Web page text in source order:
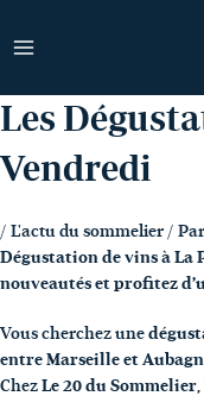
au
Les
Vendredi
/ L'actu du sommelier / Par
Dégustation de vins à La
nouveautés et profitez
Vous cherchez une
entre Marseille et
Chez Le 20 du Sommelier,